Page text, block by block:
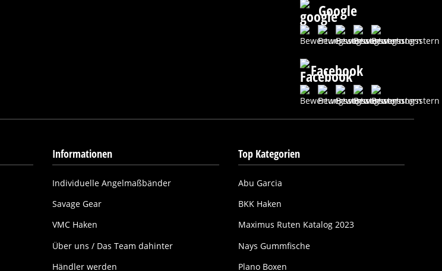
Google
Facebook
Informationen
Individuelle Angelmaßbänder
Savage Gear
VMC Haken
Über uns / Das Team dahinter
Händler werden
Top Kategorien
Abu Garcia
BKK Haken
Maximus Ruten Katalog 2023
Nays Gummfische
Plano Boxen